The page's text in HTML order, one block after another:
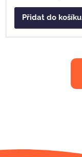
Přidat do košíku